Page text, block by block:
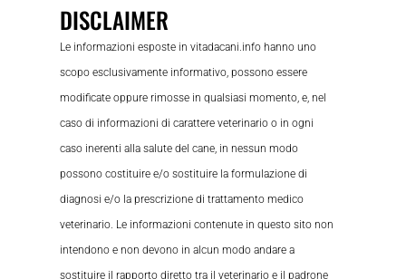
DISCLAIMER
Le informazioni esposte in vitadacani.info hanno uno
scopo esclusivamente informativo, possono essere
modificate oppure rimosse in qualsiasi momento, e, nel
caso di informazioni di carattere veterinario o in ogni
caso inerenti alla salute del cane, in nessun modo
possono costituire e/o sostituire la formulazione di
diagnosi e/o la prescrizione di trattamento medico
veterinario. Le informazioni contenute in questo sito non
intendono e non devono in alcun modo andare a
sostituire il rapporto diretto tra il veterinario e il padrone